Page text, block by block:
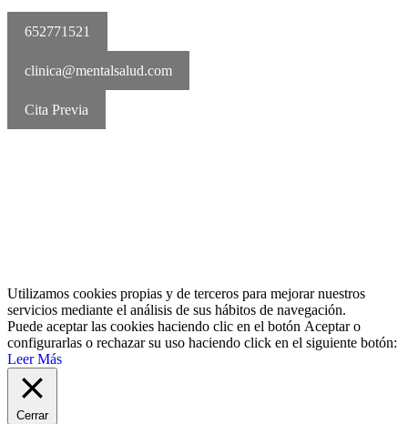
652771521
clinica@mentalsalud.com
Cita Previa
Utilizamos cookies propias y de terceros para mejorar nuestros
servicios mediante el análisis de sus hábitos de navegación.
Puede aceptar las cookies haciendo clic en el botón Aceptaro
configurarlas o rechazar su uso haciendo click en el siguiente botón:
Leer Más
Cerrar